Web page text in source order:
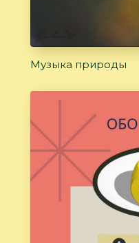
Музыка природы